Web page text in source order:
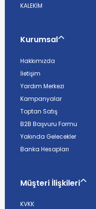
KALEKİM
Kurumsal
Hakkımızda
İletişim
Yardım Merkezi
Kampanyalar
Toptan Satış
B2B Başvuru Formu
Yakında Gelecekler
Banka Hesapları
Müşteri İlişkileri
KVKK